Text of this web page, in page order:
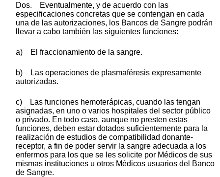
Dos. Eventualmente, y de acuerdo con las
especificaciones concretas que se contengan en cada
una de las autorizaciones, los Bancos de Sangre podrán
llevar a cabo también las siguientes funciones:
a) El fraccionamiento de la sangre.
b) Las operaciones de plasmaféresis expresamente
autorizadas.
c) Las funciones hemoterápicas, cuando las tengan
asignadas, en uno o varios hospitales del sector público
o privado. En todo caso, aunque no presten estas
funciones, deben estar dotados suficientemente para la
realización de estudios de compatibilidad donante-
receptor, a fin de poder servir la sangre adecuada a los
enfermos para los que se les solicite por Médicos de sus
mismas instituciones u otros Médicos usuarios del Banco
de Sangre.